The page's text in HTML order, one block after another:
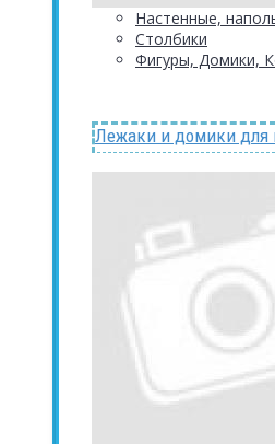
Настенные,
Столбики
Фигуры, Домики,
Лежаки и домики для